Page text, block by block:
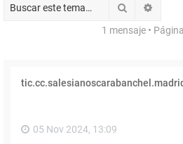
Buscar
1 mensaje • Página
05 Nov 2024, 13:09